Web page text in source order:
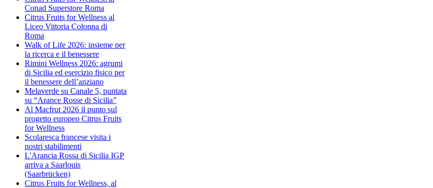
Conad Superstore Roma
Citrus Fruits for Wellness al
Liceo Vittoria Colonna di
Roma
Walk of Life 2026: insieme per
la ricerca e il benessere
Rimini Wellness 2026: agrumi
di Sicilia ed esercizio fisico per
il benessere dell’anziano
Melaverde su Canale 5, puntata
su “Arance Rosse di Sicilia”
Al Macfrut 2026 il punto sul
progetto europeo Citrus Fruits
for Wellness
Scolaresca francese visita i
nostri stabilimenti
L'Arancia Rossa di Sicilia IGP
arriva a Saarlouis
(Saarbrücken)
Citrus Fruits for Wellness, al